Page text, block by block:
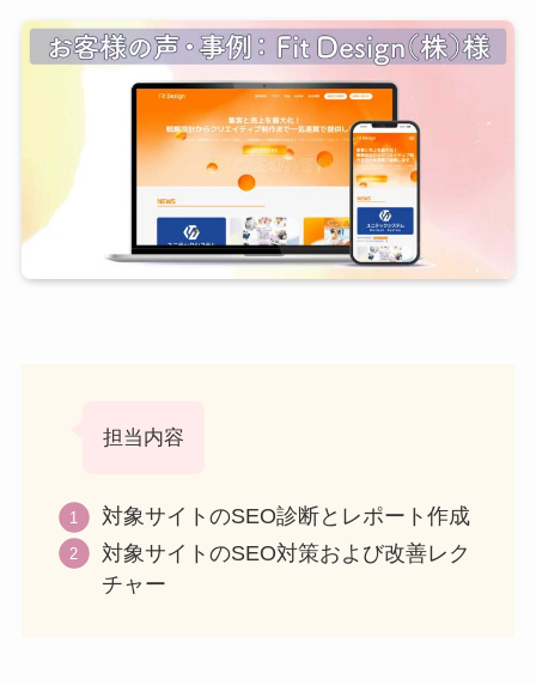
担当内容
対象サイトのSEO診断とレポート作成
対象サイトのSEO対策および改善レク
チャー